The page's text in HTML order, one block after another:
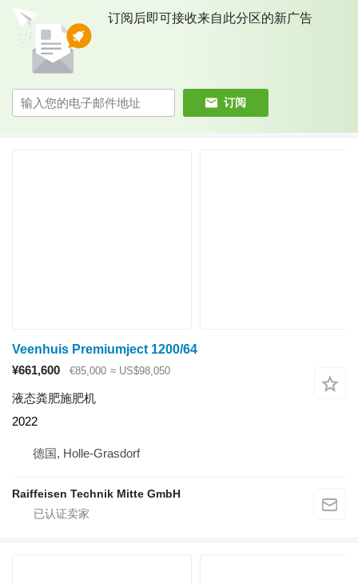
订阅后即可接收来自此分区的新广告
订阅
Veenhuis Premiumject 1200/64
¥661,600
€85,000 ≈ US$98,050
液态粪肥施肥机
2022
德国, Holle-Grasdorf
Raiffeisen Technik Mitte GmbH